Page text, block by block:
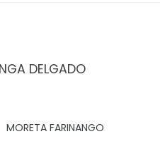
DELGADO
FARINANGO